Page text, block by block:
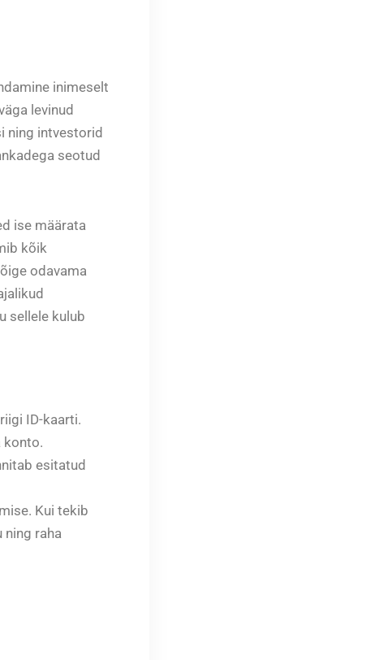
inimeselt
levinud
ning intvestorid
seotud
ise määrata
kõik
odavama
sellele kulub
ID-kaarti.
konto.
esitatud
Kui tekib
raha